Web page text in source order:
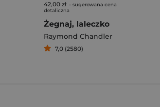
42,00 zł - sugerowana cena
detaliczna
Żegnaj, laleczko
Raymond Chandler
7,0 (2580)